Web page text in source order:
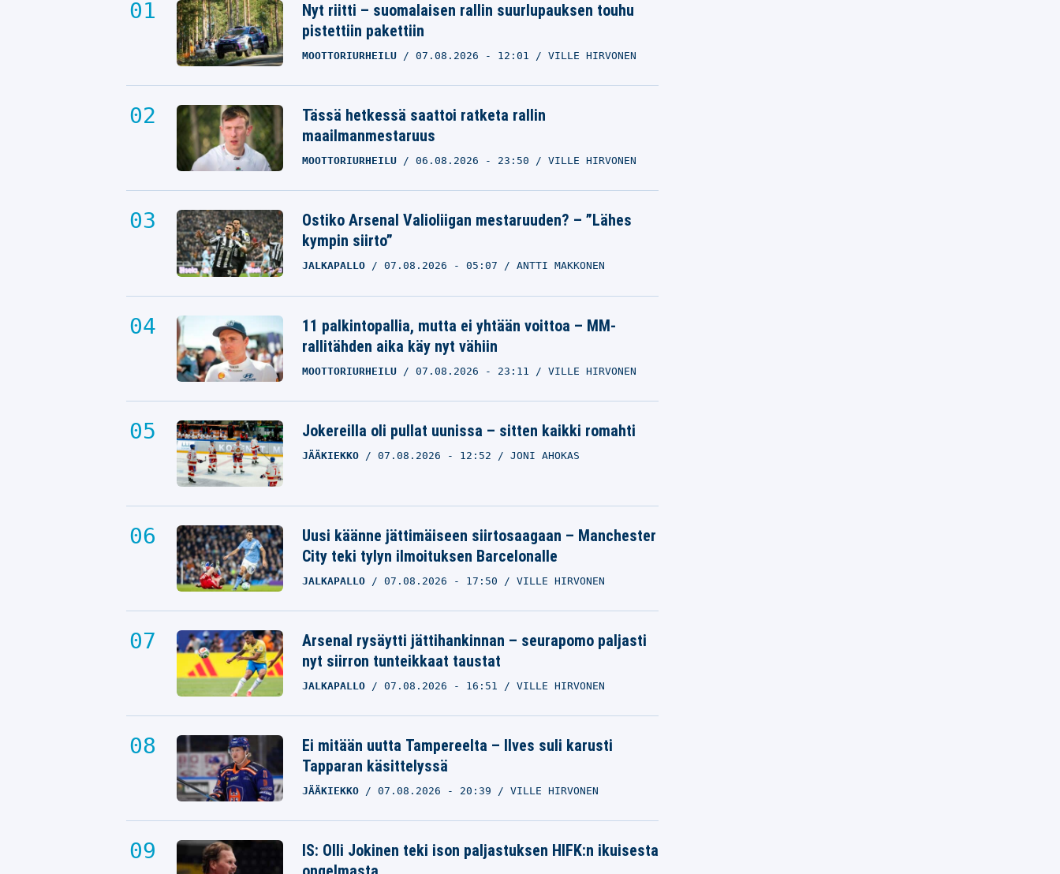
Nyt riitti – suomalaisen rallin suurlupauksen touhu
pistettiin pakettiin
MOOTTORIURHEILU 07.08.2026 - 12:01 VILLE HIRVONEN
Tässä hetkessä saattoi ratketa rallin
maailmanmestaruus
MOOTTORIURHEILU 06.08.2026 - 23:50 VILLE HIRVONEN
Ostiko Arsenal Valioliigan mestaruuden? – ”Lähes
kympin siirto”
JALKAPALLO 07.08.2026 - 05:07 ANTTI MAKKONEN
11 palkintopallia, mutta ei yhtään voittoa – MM-
rallitähden aika käy nyt vähiin
MOOTTORIURHEILU 07.08.2026 - 23:11 VILLE HIRVONEN
Jokereilla oli pullat uunissa – sitten kaikki romahti
JÄÄKIEKKO 07.08.2026 - 12:52 JONI AHOKAS
Uusi käänne jättimäiseen siirtosaagaan – Manchester
City teki tylyn ilmoituksen Barcelonalle
JALKAPALLO 07.08.2026 - 17:50 VILLE HIRVONEN
Arsenal rysäytti jättihankinnan – seurapomo paljasti
nyt siirron tunteikkaat taustat
JALKAPALLO 07.08.2026 - 16:51 VILLE HIRVONEN
Ei mitään uutta Tampereelta – Ilves suli karusti
Tapparan käsittelyssä
JÄÄKIEKKO 07.08.2026 - 20:39 VILLE HIRVONEN
IS: Olli Jokinen teki ison paljastuksen HIFK:n ikuisesta